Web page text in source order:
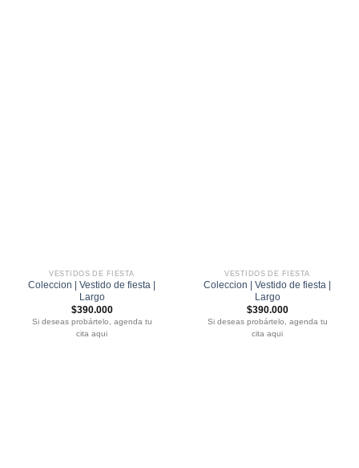
VESTIDOS DE FIESTA
Coleccion | Vestido de fiesta |
Largo
$390.000
Si deseas probártelo, agenda tu
cita aqui
VESTIDOS DE FIESTA
Coleccion | Vestido de fiesta |
Largo
$390.000
Si deseas probártelo, agenda tu
cita aqui